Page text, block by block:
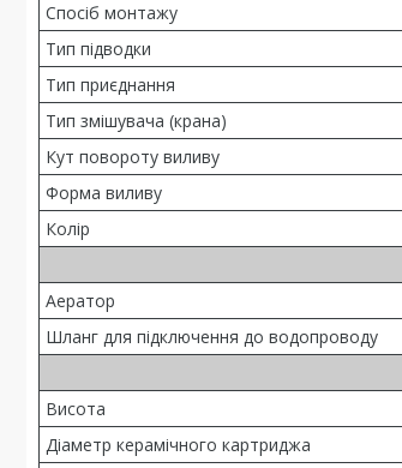
Спосіб монтажу
Тип підводки
Тип приєднання
Тип змішувача (крана)
Кут повороту виливу
Форма виливу
Колір
Аератор
Шланг для підключення до водопроводу
Висота
Діаметр керамічного картриджа